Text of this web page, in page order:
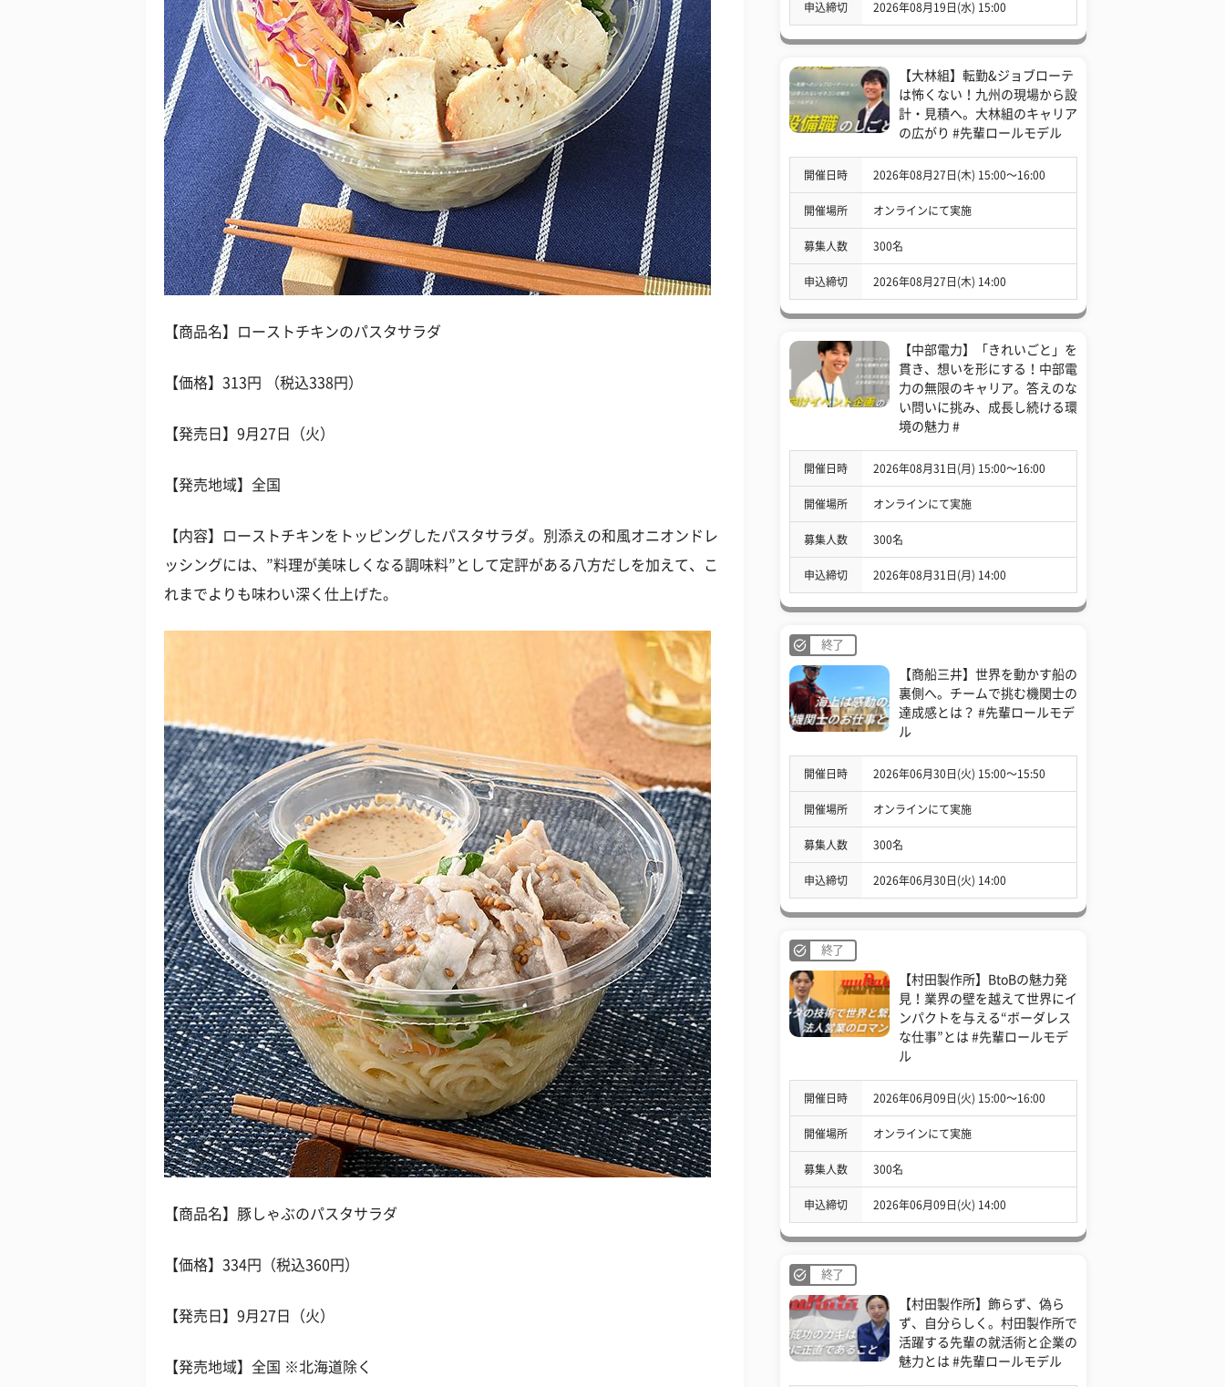
【商品名】ローストチキンのパスタサラダ
【価格】313円 （税込338円）
【発売日】9月27日（火）
【発売地域】全国
【内容】ローストチキンをトッピングしたパスタサラダ。別添えの和風オニオンドレ
ッシングには、”料理が美味しくなる調味料”として定評がある八方だしを加えて、こ
れまでよりも味わい深く仕上げた。
【商品名】豚しゃぶのパスタサラダ
【価格】334円（税込360円）
【発売日】9月27日（火）
【発売地域】全国 ※北海道除く
申込締切 2026年08月19日(水) 15:00
【大林組】転勤&ジョブローテ
は怖くない！九州の現場から設
計・見積へ。大林組のキャリア
の広がり #先輩ロールモデル
開催日時 2026年08月27日(木) 15:00〜16:00
開催場所 オンラインにて実施
募集人数 300名
申込締切 2026年08月27日(木) 14:00
【中部電力】「きれいごと」を
貫き、想いを形にする！中部電
力の無限のキャリア。答えのな
い問いに挑み、成長し続ける環
境の魅力 #
開催日時 2026年08月31日(月) 15:00〜16:00
開催場所 オンラインにて実施
募集人数 300名
申込締切 2026年08月31日(月) 14:00
終了
【商船三井】世界を動かす船の
裏側へ。チームで挑む機関士の
達成感とは？ #先輩ロールモデ
ル
開催日時 2026年06月30日(火) 15:00〜15:50
開催場所 オンラインにて実施
募集人数 300名
申込締切 2026年06月30日(火) 14:00
終了
【村田製作所】BtoBの魅力発
見！業界の壁を越えて世界にイ
ンパクトを与える“ボーダレス
な仕事”とは #先輩ロールモデ
ル
開催日時 2026年06月09日(火) 15:00〜16:00
開催場所 オンラインにて実施
募集人数 300名
申込締切 2026年06月09日(火) 14:00
終了
【村田製作所】飾らず、偽ら
ず、自分らしく。村田製作所で
活躍する先輩の就活術と企業の
魅力とは #先輩ロールモデル